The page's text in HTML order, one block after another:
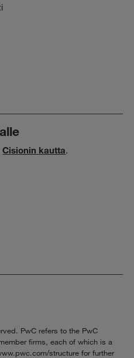
Cisionin kautta.
PwC refers to the PwC
firms, each of which is a
structure for further